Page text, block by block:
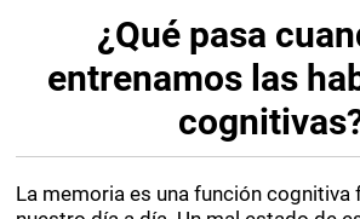
¿Qué pasa
entrenamos las
La memoria es una función cognitiva